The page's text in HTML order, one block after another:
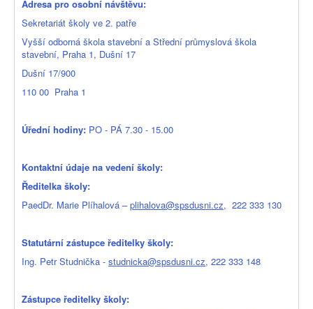
Adresa pro osobní návštěvu:
Sekretariát školy ve 2. patře
Vyšší odborná škola stavební a Střední průmyslová škola
stavební, Praha 1, Dušní 17
Dušní 17/900
110 00 Praha 1
Úřední hodiny: PO - PÁ 7.30 - 15.00
Kontaktní údaje na vedení školy:
Ředitelka školy:
PaedDr. Marie Plíhalová –plihalova@spsdusni.cz, 222 333 130
Statutární zástupce ředitelky školy:
Ing. Petr Studnička - studnicka@spsdusni.cz, 222 333 148
Zástupce ředitelky školy: